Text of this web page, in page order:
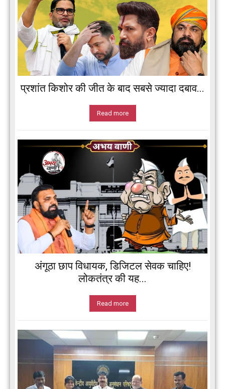
प्रशांत किशोर की जीत के बाद सबसे ज्यादा दबाव...
Read more
अंगूठा छाप विधायक, डिजिटल सेवक चाहिए!
लोकतंत्र की यह...
Read more